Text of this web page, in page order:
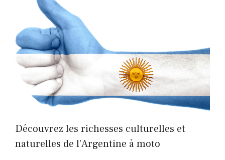
Découvrez les richesses culturelles et
naturelles de l’Argentine à moto